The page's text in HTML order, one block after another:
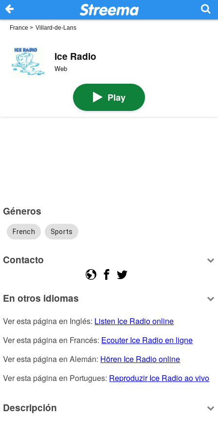
France > Villard-de-Lans
Ice Radio
Web
Play
Géneros
French Sports
Contacto
En otros idiomas
Ver esta página en Inglés: Listen Ice Radio online
Ver esta página en Francés: Ecouter Ice Radio en ligne
Ver esta página en Alemán: Hören Ice Radio online
Ver esta página en Portugues: Reproduzir Ice Radio ao vivo
Descripción